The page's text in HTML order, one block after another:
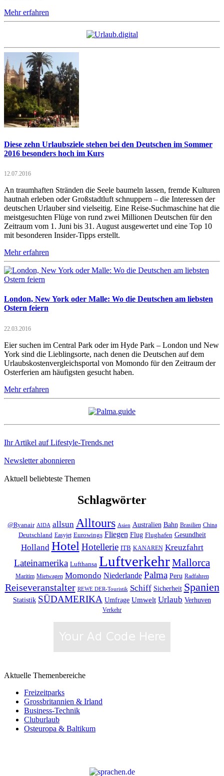
Mehr erfahren
Diese zehn Urlaubsziele stehen bei den Deutschen im Sommer
2016 besonders hoch im Kurs
12.07.2016
An traumhaften Stränden die Seele baumeln lassen, fremde Kulturen
hautnah erleben oder Großstadtluft schnuppern – die Interessen der
deutschen Urlauber sind vielseitig. Eine Reise-Suchmaschine hat die
meistgesuchten Flüge von rund zwei Millionen Deutschen für den
Zeitraum vom 1. Juni bis 31. August ausgewertet und eine Top 10
mit besonderen Insider-Tipps erstellt.
Mehr erfahren
London, New York oder Malle: Wo die Deutschen am liebsten
Ostern feiern
22.03.2016
Eier suchen im Central Park oder im Hyde Park – London und New
York sind die Lieblingsorte, nach denen die Deutschen auf dem
Urlaubskostenvergleichsportal von Momondo für den Zeitraum der
Osterferien am häufigsten gesucht haben.
Mehr erfahren
Ihr Artikel auf Lifestyle-Trends.net
Newsletter abonnieren
Aktuell beliebteste Themen
Schlagwörter
@Ryanair AIDA allsun Alltours Asien Australien Bahn Brasilien China
Deutschland Easyjet Eurowings Fliegen Flug Flughafen Gesundheit
Holland Hotel Hotellerie ITB KANAREN Kreuzfahrt
Lateinamerika Lufthansa LuftverkehrMallorca
Maritim Mietwagen Momondo Niederlande Palma Peru Radfahren
Reiseveranstalter REWE DER-Touristik Schiff Sicherheit Spanien
Statistik SÜDAMERIKA Umfrage Umwelt Urlaub Verhuven
Verkehr
Aktuelle Themenbereiche
Freizeitparks
Grossbritannien & Irland
Business-Technik
Cluburlaub
Osteuropa & Baltikum